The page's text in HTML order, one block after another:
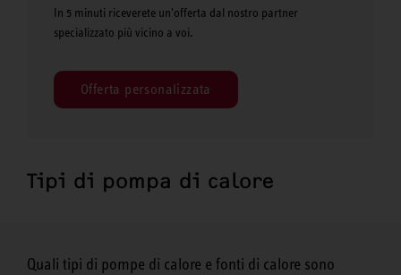
In 5 minuti riceverete un'offerta dal nostro partner
specializzato più vicino a voi.
Offerta personalizzata
Tipi di pompa di calore
Quali tipi di pompe di calore e fonti di calore sono